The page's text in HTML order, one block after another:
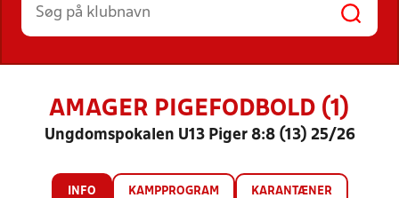
AMAGER PIGEFODBOLD (1)
Ungdomspokalen U13 Piger 8:8 (13) 25/26
INFO KAMPPROGRAM KARANTÆNER